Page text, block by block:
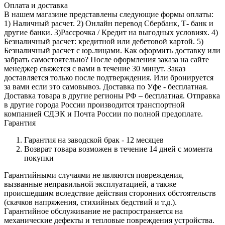
Оплата и доставка
В нашем магазине представлены следующие формы оплаты:
1) Наличный расчет. 2) Онлайн перевод Сбербанк, Т- банк и
другие банки. 3)Рассрочка / Кредит на выгодных условиях. 4)
Безналичный расчет: кредитной или дебетовой картой. 5)
Безналичный расчет с юр.лицами. Как оформить доставку или
забрать самостоятельно? После оформления заказа на сайте
менеджер свяжется с вами в течение 30 минут. Заказ
доставляется только после подтверждения. Или бронируется
за вами если это самовывоз. Доставка по Уфе - бесплатная.
Доставка товара в другие регионы РФ – бесплатная. Отправка
в другие города России производится транспортной
компанией СДЭК и Почта России по полной предоплате.
Гарантия
Гарантия на заводской брак - 12 месяцев
Возврат товара возможен в течение 14 дней с момента
покупки
Гарантийными случаями не являются повреждения,
вызванные неправильной эксплуатацией️, а также
происшедшим вследствие действия сторонних обстоятельств
(скачков напряжения, стихийных бедствий и т.д.).
Гарантийное обслуживание не распространяется на
механические дефекты и тепловые повреждения устройства.